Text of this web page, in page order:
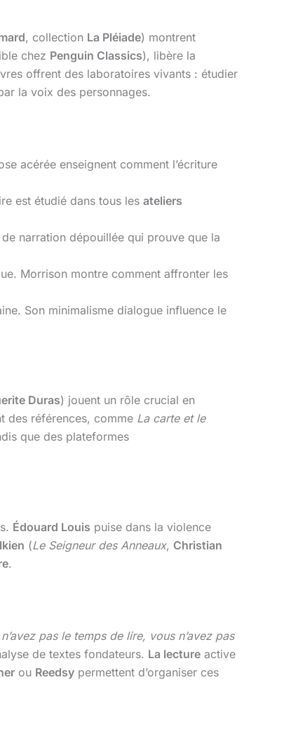
, collection La Pléiade) montrent
chez Penguin Classics), libère la
offrent des laboratoires vivants : étudier
la voix des personnages.
acérée enseignent comment l’écriture
est étudié dans tous les ateliers
narration dépouillée qui prouve que la
Morrison montre comment affronter les
Son minimalisme dialogue influence le
Duras) jouent un rôle crucial en
des références, comme La carte et le
que des plateformes
Édouard Louis puise dans la violence
(Le Seigneur des Anneaux, Christian
.
pas le temps de lire, vous n’avez pas
de textes fondateurs. La lecture active
ou Reedsy permettent d’organiser ces